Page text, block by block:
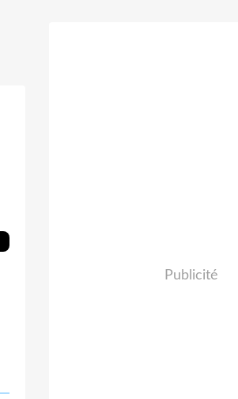
Publicité